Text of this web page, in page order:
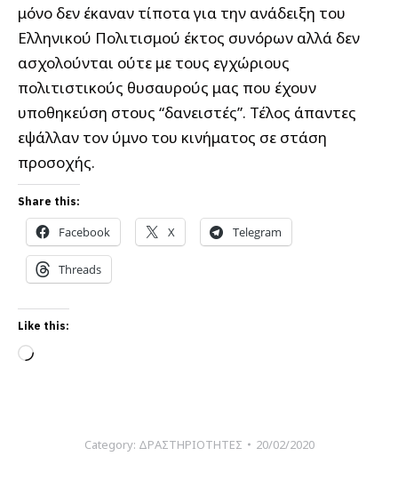
μόνο δεν έκαναν τίποτα για την ανάδειξη του
Ελληνικού Πολιτισμού έκτος συνόρων αλλά δεν
ασχολούνται ούτε με τους εγχώριους
πολιτιστικούς θυσαυρούς μας που έχουν
υποθηκεύση στους “δανειστές”. Τέλος άπαντες
εψάλλαν τον ύμνο του κινήματος σε στάση
προσοχής.
Share this:
Facebook X Telegram
Threads
Like this:
Loading…
Category: ΔΡΑΣΤΗΡΙΟΤΗΤΕΣ 20/02/2020